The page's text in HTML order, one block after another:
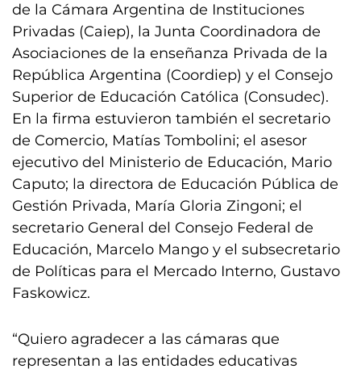
de la Cámara Argentina de Instituciones
Privadas (Caiep), la Junta Coordinadora de
Asociaciones de la enseñanza Privada de la
República Argentina (Coordiep) y el Consejo
Superior de Educación Católica (Consudec).
En la firma estuvieron también el secretario
de Comercio, Matías Tombolini; el asesor
ejecutivo del Ministerio de Educación, Mario
Caputo; la directora de Educación Pública de
Gestión Privada, María Gloria Zingoni; el
secretario General del Consejo Federal de
Educación, Marcelo Mango y el subsecretario
de Políticas para el Mercado Interno, Gustavo
Faskowicz.
“Quiero agradecer a las cámaras que
representan a las entidades educativas